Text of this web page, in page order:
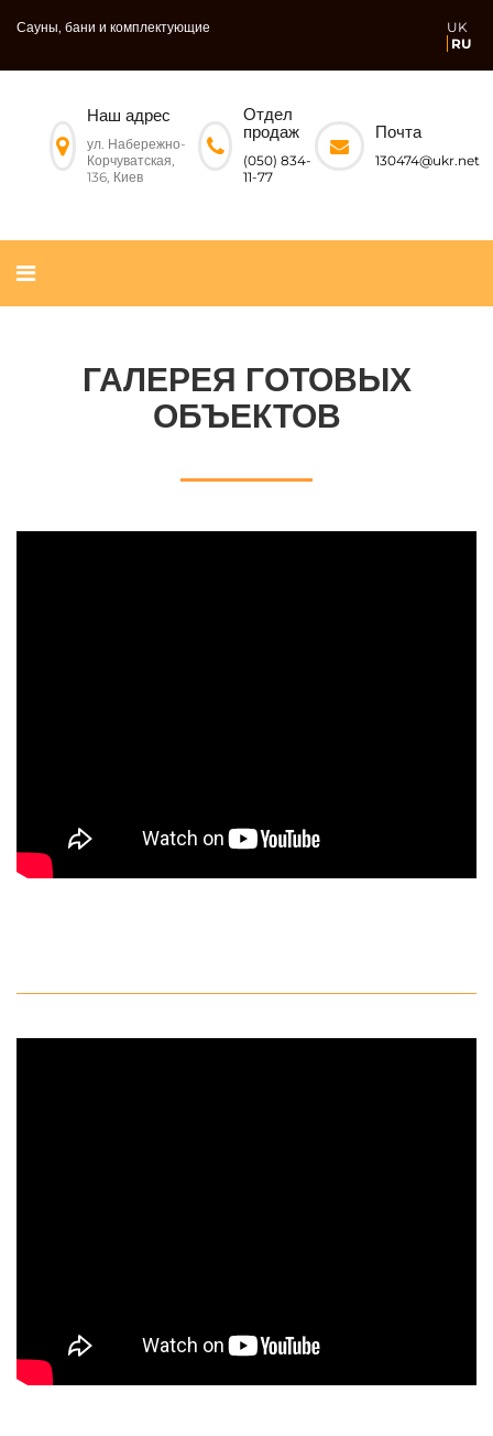
Сауны, бани и комплектующие
UK
RU
Наш адрес
ул. Набережно-
Корчуватская,
136, Киев
Отдел
продаж
(050) 834-
11-77
Почта
130474@ukr.net
ГАЛЕРЕЯ ГОТОВЫХ
ОБЪЕКТОВ